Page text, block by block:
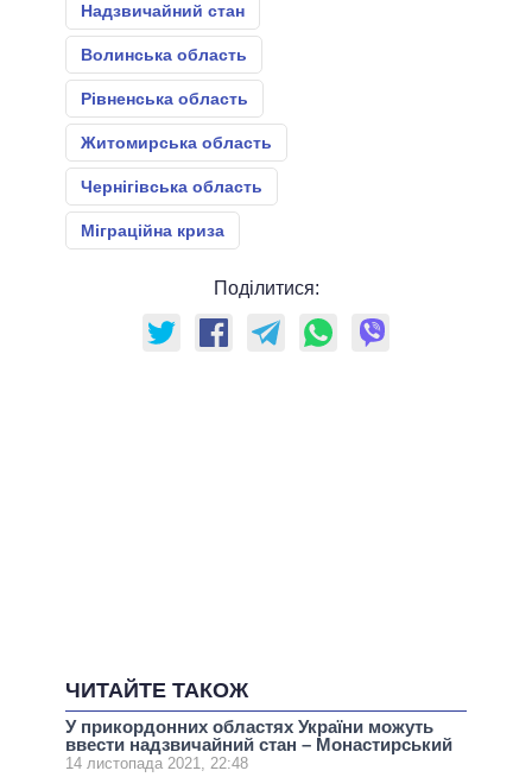
Надзвичайний стан
Волинська область
Рівненська область
Житомирська область
Чернігівська область
Міграційна криза
Поділитися:
ЧИТАЙТЕ ТАКОЖ
У прикордонних областях України можуть
ввести надзвичайний стан – Монастирський
14 листопада 2021, 22:48